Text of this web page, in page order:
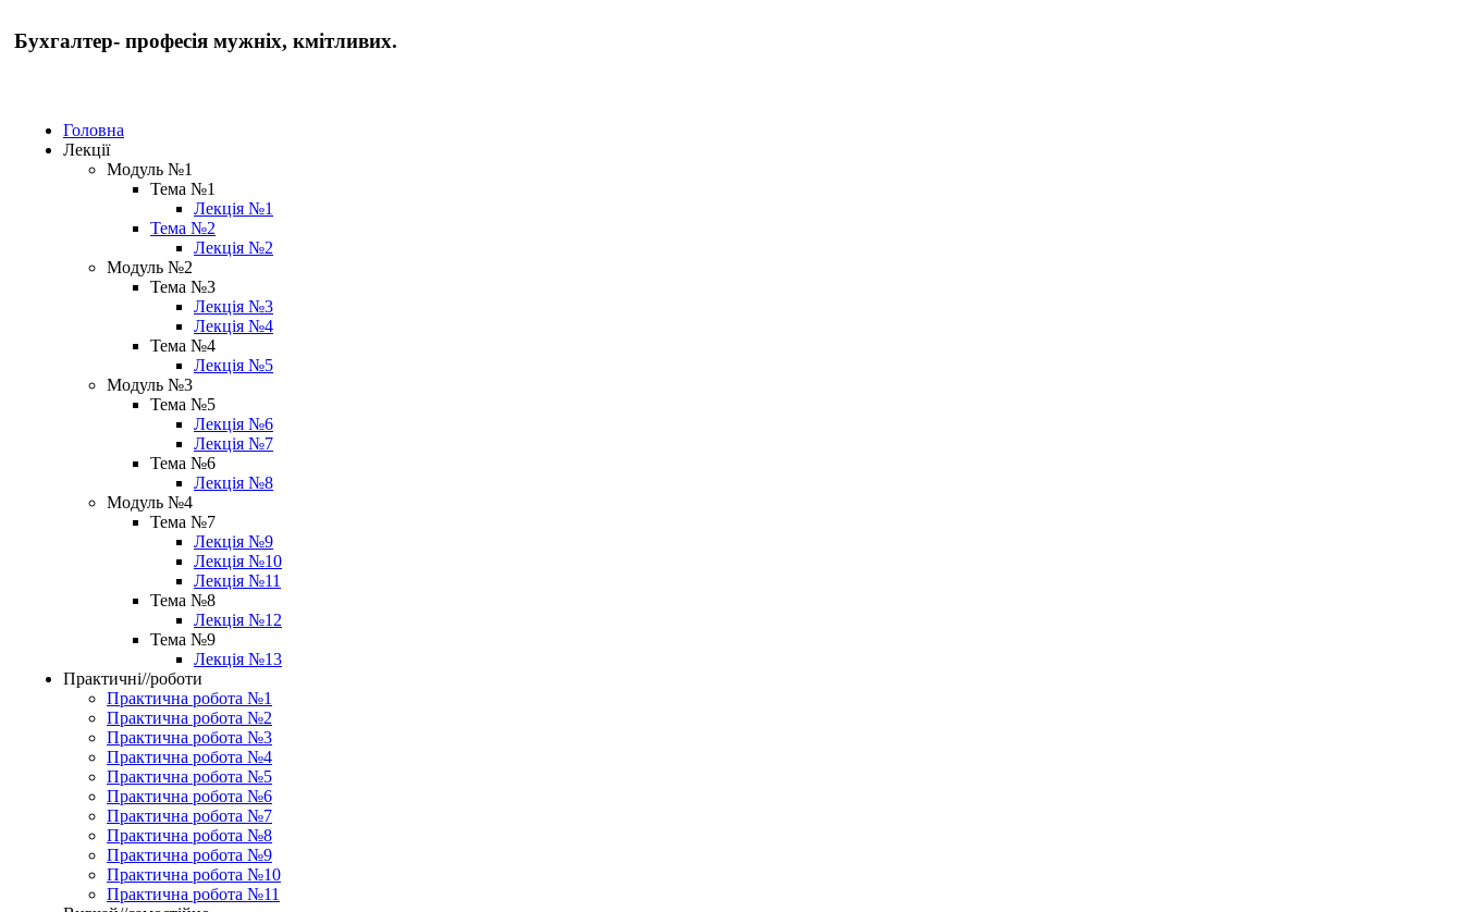
Бухгалтер- професія мужніх, кмітливих.
Головна
Лекції
Модуль №1
Тема №1
Лекція №1
Тема №2
Лекція №2
Модуль №2
Тема №3
Лекція №3
Лекція №4
Тема №4
Лекція №5
Модуль №3
Тема №5
Лекція №6
Лекція №7
Тема №6
Лекція №8
Модуль №4
Тема №7
Лекція №9
Лекція №10
Лекція №11
Тема №8
Лекція №12
Тема №9
Лекція №13
Практичні//роботи
Практична робота №1
Практична робота №2
Практична робота №3
Практична робота №4
Практична робота №5
Практична робота №6
Практична робота №7
Практична робота №8
Практична робота №9
Практична робота №10
Практична робота №11